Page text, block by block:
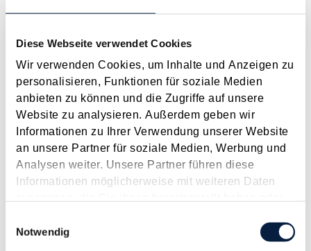
Diese Webseite verwendet Cookies
Wir verwenden Cookies, um Inhalte und Anzeigen zu
personalisieren, Funktionen für soziale Medien
anbieten zu können und die Zugriffe auf unsere
Website zu analysieren. Außerdem geben wir
Informationen zu Ihrer Verwendung unserer Website
an unsere Partner für soziale Medien, Werbung und
Analysen weiter. Unsere Partner führen diese
Informationen möglicherweise mit weiteren Daten
gesammelt haben.
Notwendig
2020
2019 2018
2017
AUG
SEP OKT NOV
Immobilienertragsteuer - Aufgabe des
Hauptwohnsitzes als zwingende Voraussetzung
Juli 2019
Eine bedeutsame Ausnahme von der Besteuerung im
Rahmen der Immobilienertragsteuer liegt dann vor, wenn die
so genannte Hauptwohnsitzbefreiung geltend gemacht werden
kann. So ist der Veräußerungserlös aus Eigenheimen bzw.
Eigentumswohnungen samt Grund und Boden steuerfrei...